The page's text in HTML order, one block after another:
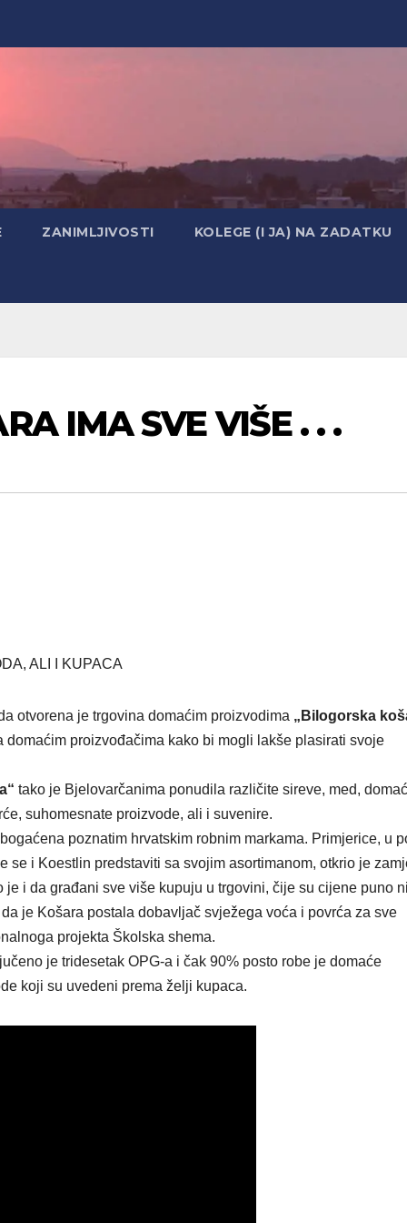
ZANIMLJIVOSTI KOLEGE (I JA) NA ZADATKU
IMA SVE VIŠE . . .
ALI I KUPACA
otvorena je trgovina domaćim proizvodima „Bilogorska
proizvođačima kako bi mogli lakše plasirati svoje
tako je Bjelovarčanima ponudila različite sireve, med,
suhomesnate proizvode, ali i suvenire.
poznatim hrvatskim robnim markama. Primjerice, u
se i Koestlin predstaviti sa svojim asortimanom, otkrio je
je i da građani sve više kupuju u trgovini, čije su cijene puno
je Košara postala dobavljač svježega voća i povrća za sve
projekta Školska shema.
je tridesetak OPG-a i čak 90% posto robe je domaće
koji su uvedeni prema želji kupaca.